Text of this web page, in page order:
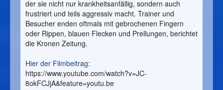
der sie nicht nur krankheitsanfällig, sondern auch
frustriert und teils aggressiv macht. Trainer und
Besucher enden oftmals mit gebrochenen Fingern
oder Rippen, blauen Flecken und Prellungen, berichtet
die Kronen Zeitung.
Hier der Filmbeitrag:
https://www.youtube.com/watch?v=JC-
8okFCJjA&feature=youtu.be